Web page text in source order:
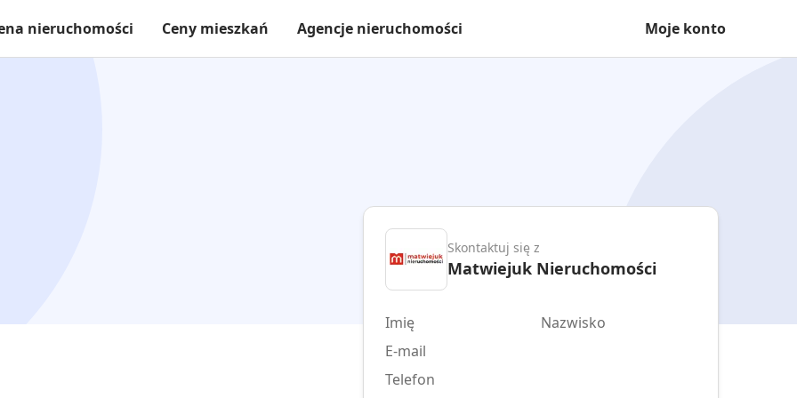
nieruchomości Ceny mieszkań Agencje nieruchomości Moje konto
Skontaktuj się z
Matwiejuk Nieruchomości